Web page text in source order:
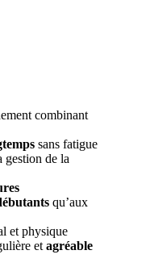
combinant
sans fatigue
gestion de la
qu’aux
et physique
etagréable